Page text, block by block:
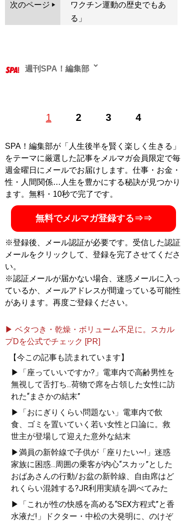
次のページ
ワクチン運動の歴史でもあ
る」
1 2 3 4
週刊SPA！編集部
SPA！編集部が「人生後半を賢く楽しく生きる」
をテーマに厳選した記事をメルマガ会員限定で毎
週金曜日にメールでお届けします。仕事・お金・
性・人間関係…人生を豊かにする秘訣が見つかり
ます。無料・10秒で完了です。
無料でメルマガ登録する⇒⇒
※登録後、メール認証が必要です。受信した認証
メールをクリックして、登録を完了させてくださ
い。
※認証メールが届かない場合、迷惑メールに入っ
ているか、メールアドレスが間違っている可能性
があります。再度ご登録ください。
▶ ベタつき・乾燥・ボリューム不足に。スカル
プDを公式でチェック [PR]
【今この記事も読まれています】
▶「座っていいですか?」電車内で高齢男性を
無視して舌打ち...荷物で席を占領した女性に訪
れた“まさかの結末”
▶「おにぎりくらい問題ない」電車内で飲
食、ゴミを置いていく若い女性と口論に。救
世主が登場して迎えた意外な結末
▶満員の新幹線で子供が「座りたい~!」迷惑
家族に困惑...周囲の乗客が内心“スカッ”とした
おばあさんの行動/お盆の新幹線、自由席はど
れくらい混雑する?JR利用実績を調べてみた
▶「これが性の快感を高める“SEX方程式”と香
水液だ!」ドクター・中松の大発明に、のけぞ